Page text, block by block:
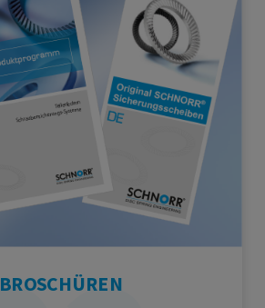
BROSCHÜREN